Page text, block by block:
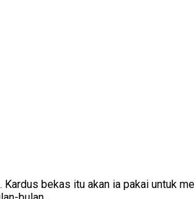
bekas itu akan ia pakai untuk